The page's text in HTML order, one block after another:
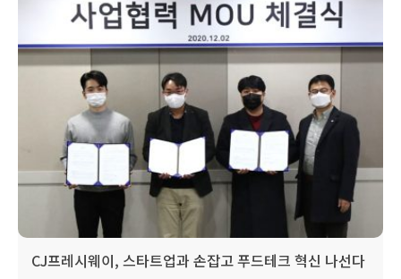
CJ프레시웨이, 스타트업과 손잡고 푸드테크 혁신 나선다